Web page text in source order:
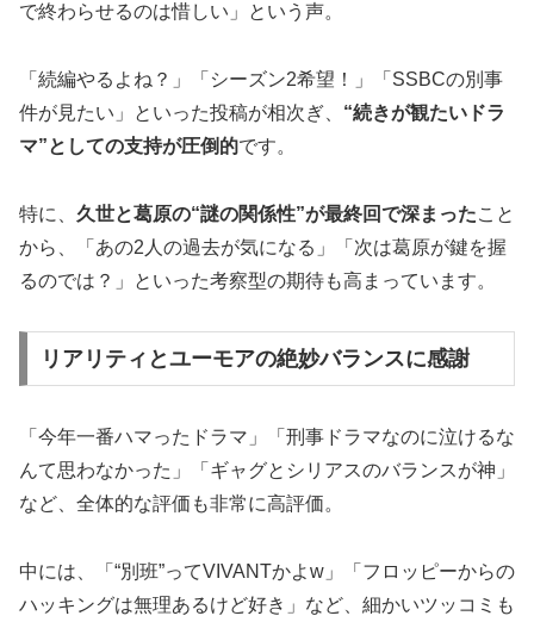
で終わらせるのは惜しい」という声。
「続編やるよね？」「シーズン2希望！」「SSBCの別事
件が見たい」といった投稿が相次ぎ、 “続きが観たいドラ
マ”としての支持が圧倒的です。
特に、 久世と葛原の“謎の関係性”が最終回で深まったこと
から、「あの2人の過去が気になる」「次は葛原が鍵を握
るのでは？」といった考察型の期待も高まっています。
リアリティとユーモアの絶妙バランスに感謝
「今年一番ハマったドラマ」「刑事ドラマなのに泣けるな
んて思わなかった」「ギャグとシリアスのバランスが神」
など、全体的な評価も非常に高評価。
中には、「“別班”ってVIVANTかよw」「フロッピーからの
ハッキングは無理あるけど好き」など、細かいツッコミも